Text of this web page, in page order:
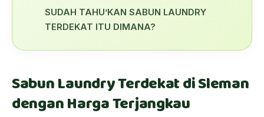
SUDAH TAHU’KAN SABUN LAUNDRY
TERDEKAT ITU DIMANA?
Sabun Laundry Terdekat di Sleman
dengan Harga Terjangkau